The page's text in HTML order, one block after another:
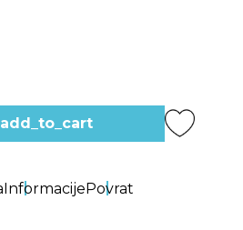
add_to_cart
InformacijePovrat